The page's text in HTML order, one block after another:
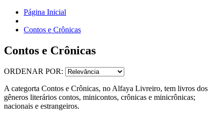
Página Inicial
Contos e Crônicas
Contos e Crônicas
ORDENAR POR:
A categorta Contos e Crônicas, no Alfaya Livreiro, tem livros dos
gêneros literários contos, minicontos, crônicas e minicrônicas;
nacionais e estrangeiros.